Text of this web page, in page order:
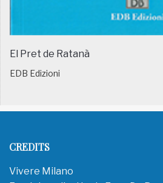
El Pret de Ratanà
EDB Edizioni
CREDITS
Vivere Milano